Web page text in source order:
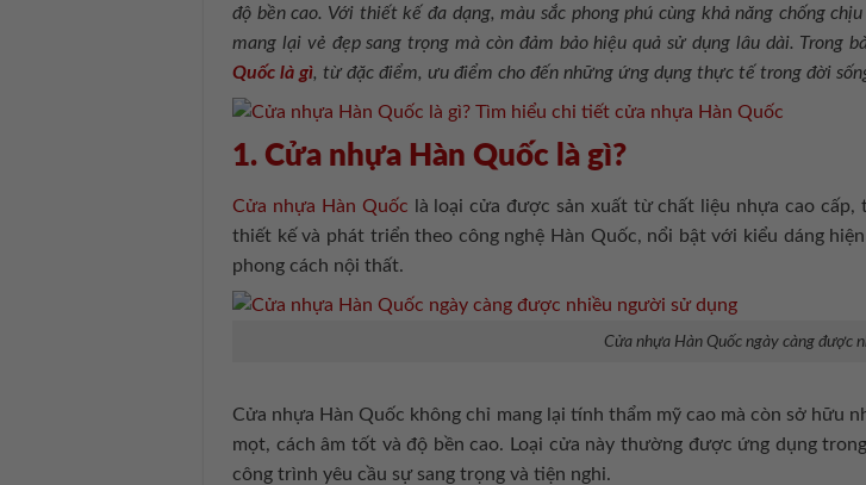
độ bền cao. Với thiết kế đa dạng, màu sắc phong phú cùng khả năng chống
mang lại vẻ đẹp sang trọng mà còn đảm bảo hiệu quả sử dụng lâu dài.
Quốc là gì, từ đặc điểm, ưu điểm cho đến những ứng dụng thực tế trong đời
1. Cửa nhựa Hàn Quốc là gì?
Cửa nhựa Hàn Quốc là loại cửa được sản xuất từ chất liệu nhựa cao
thiết kế và phát triển theo công nghệ Hàn Quốc, nổi bật với kiểu dáng
phong cách nội thất.
Cửa nhựa Hàn Quốc ngày càng được
Cửa nhựa Hàn Quốc không chỉ mang lại tính thẩm mỹ cao mà còn sở hữu
mọt, cách âm tốt và độ bền cao. Loại cửa này thường được ứng dụng
công trình yêu cầu sự sang trọng và tiện nghi.